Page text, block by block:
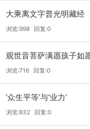
大乘离文字普光明藏经
浏览:998 回复:0
观世音菩萨满愿孩子如
浏览:716 回复:0
‘众生平等’与‘业力’
浏览:832 回复:0